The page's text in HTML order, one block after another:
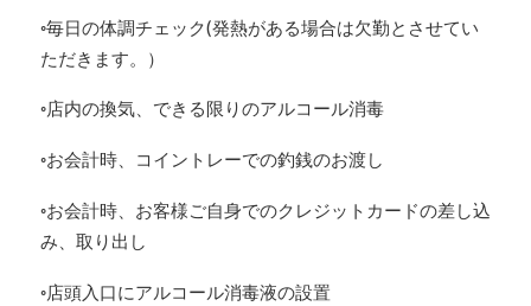
◦毎日の体調チェック(発熱がある場合は欠勤とさせてい
ただきます。）
◦店内の換気、できる限りのアルコール消毒
◦お会計時、コイントレーでの釣銭のお渡し
◦お会計時、お客様ご自身でのクレジットカードの差し込
み、取り出し
◦店頭入口にアルコール消毒液の設置